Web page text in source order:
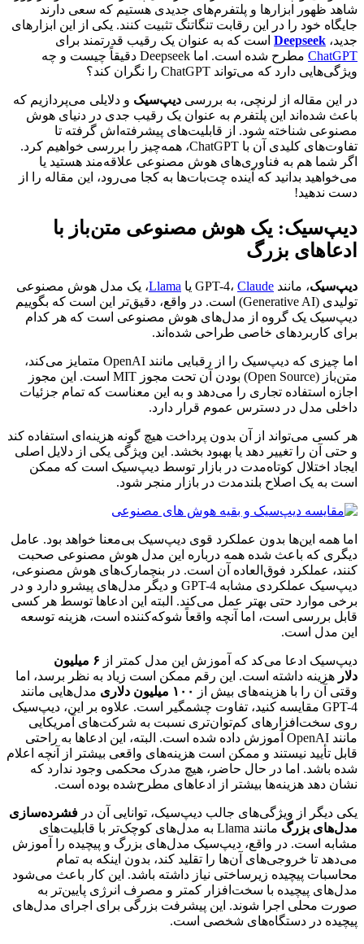
شاهد ظهور ابزارها و پلتفرم‌های جدیدی هستیم که سعی دارند
جایگاه خود را در این رقابت تنگاتنگ تثبیت کنند. یکی از این ابزارهای
جدید، Deepseek است که به عنوان یک رقیب قدرتمند برای
ChatGPT
مطرح شده است. اما Deepseek دقیقاً چیست و چه
ویژگی‌هایی دارد که می‌تواند ChatGPT را نگران کند؟
در این مقاله از لرنچی، به بررسی دیپ‌سیک و دلایلی می‌پردازیم که
باعث شده‌اند این پلتفرم به عنوان یک رقیب جدی در دنیای هوش
مصنوعی شناخته شود. از قابلیت‌های پیشرفته‌اش گرفته تا
تفاوت‌های کلیدی آن با ChatGPT، همه‌چیز را بررسی خواهیم کرد.
اگر شما هم به فناوری‌های هوش مصنوعی علاقه‌مند هستید یا
می‌خواهید بدانید که آینده چت‌بات‌ها به کجا می‌رود، این مقاله را از
دست ندهید!
دیپ‌سیک: یک هوش مصنوعی متن‌باز با
ادعاهای بزرگ
دیپ‌سیک، مانند GPT-4، Claude یا Llama، یک مدل هوش مصنوعی
تولیدی (Generative AI) است. در واقع، دقیق‌تر این است که بگوییم
دیپ‌سیک یک گروه از مدل‌های هوش مصنوعی است که هر کدام
برای کاربردهای خاصی طراحی شده‌اند.
اما چیزی که دیپ‌سیک را از رقبایی مانند OpenAI متمایز می‌کند،
متن‌باز (Open Source) بودن آن تحت مجوز MIT است. این مجوز
اجازه استفاده تجاری را می‌دهد و به این معناست که تمام جزئیات
داخلی مدل در دسترس عموم قرار دارد.
هر کسی می‌تواند از آن بدون پرداخت هیچ گونه هزینه‌ای استفاده کند
و حتی آن را تغییر دهد یا بهبود بخشد. این ویژگی یکی از دلایل اصلی
ایجاد اختلال کوتاه‌مدت در بازار توسط دیپ‌سیک است که ممکن
است به یک اصلاح بلندمدت در بازار منجر شود.
اما همه این‌ها بدون عملکرد قوی دیپ‌سیک بی‌معنا خواهد بود. عامل
دیگری که باعث شده همه درباره این مدل هوش مصنوعی صحبت
کنند، عملکرد فوق‌العاده آن است. در بنچمارک‌های هوش مصنوعی،
دیپ‌سیک عملکردی مشابه GPT-4 و دیگر مدل‌های پیشرو دارد و در
برخی موارد حتی بهتر عمل می‌کند. البته این ادعاها توسط هر کسی
قابل بررسی است، اما آنچه واقعاً شوکه‌کننده است، هزینه توسعه
این مدل است.
دیپ‌سیک ادعا می‌کد که آموزش این مدل کمتر از
۶ میلیون
دلار هزینه داشته است. این رقم ممکن است زیاد به نظر برسد، اما
وقتی آن را با هزینه‌های بیش از
۱۰۰ میلیون دلاری
مدل‌هایی مانند
GPT-4 مقایسه کنید، تفاوت چشمگیر است. علاوه بر این، دیپ‌سیک
روی سخت‌افزارهای کم‌توان‌تری نسبت به شرکت‌های آمریکایی
مانند OpenAI آموزش داده شده است. البته، این ادعاها به راحتی
قابل تأیید نیستند و ممکن است هزینه‌های واقعی بیشتر از آنچه اعلام
شده باشد. اما در حال حاضر، هیچ مدرک محکمی وجود ندارد که
نشان دهد هزینه‌ها بیشتر از ادعاهای مطرح‌شده بوده است.
یکی دیگر از ویژگی‌های جالب دیپ‌سیک، توانایی آن در فشرده‌سازی
مدل‌های بزرگ
مانند Llama به مدل‌های کوچک‌تر با قابلیت‌های
مشابه است. در واقع، دیپ‌سیک مدل‌های بزرگ و پیچیده را آموزش
می‌دهد تا خروجی‌های آن‌ها را تقلید کند، بدون اینکه به تمام
محاسبات پیچیده زیرساختی نیاز داشته باشد. این کار باعث می‌شود
مدل‌های پیچیده با سخت‌افزار کمتر و مصرف انرژی پایین‌تر به
صورت محلی اجرا شوند. این پیشرفت بزرگی برای اجرای مدل‌های
پیچیده در دستگاه‌های شخصی است.